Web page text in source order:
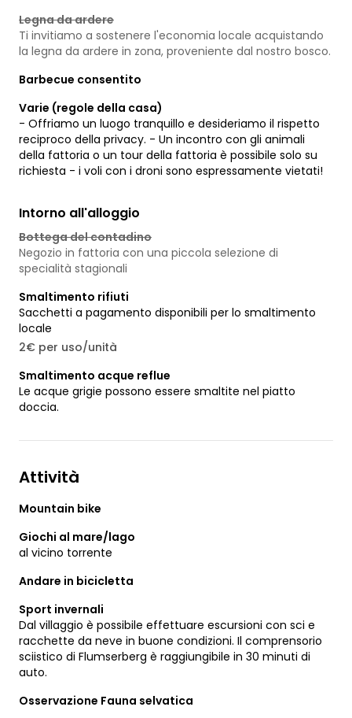
Legna da ardere
Ti invitiamo a sostenere l'economia locale acquistando
la legna da ardere in zona, proveniente dal nostro bosco.
Barbecue consentito
Varie (regole della casa)
- Offriamo un luogo tranquillo e desideriamo il rispetto
reciproco della privacy. - Un incontro con gli animali
della fattoria o un tour della fattoria è possibile solo su
richiesta - i voli con i droni sono espressamente vietati!
Intorno all'alloggio
Bottega del contadino
Negozio in fattoria con una piccola selezione di
specialità stagionali
Smaltimento rifiuti
Sacchetti a pagamento disponibili per lo smaltimento
locale
2€ per uso/unità
Smaltimento acque reflue
Le acque grigie possono essere smaltite nel piatto
doccia.
Attività
Mountain bike
Giochi al mare/lago
al vicino torrente
Andare in bicicletta
Sport invernali
Dal villaggio è possibile effettuare escursioni con sci e
racchette da neve in buone condizioni. Il comprensorio
sciistico di Flumserberg è raggiungibile in 30 minuti di
auto.
Osservazione Fauna selvatica